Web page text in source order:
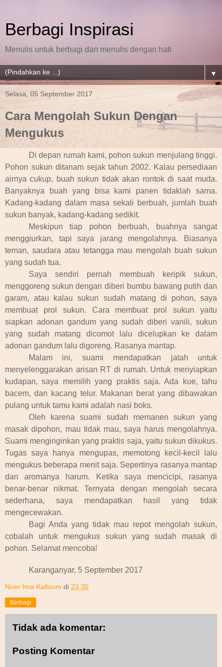
Berbagi Inspirasi
Menulis untuk berbagi dan menulis dengan hati
▼
Selasa, 05 September 2017
Cara Mengolah Sukun Dengan
Mengukus
Di depan rumah kami, pohon sukun menjulang tinggi.
Pohon sukun ditanam sejak tahun 2002. Kalau persediaan
airnya cukup, buah sukun tidak akan rontok di saat muda.
Banyaknya buah yang bisa kami panen tidaklah sama.
Kadang-kadang dalam masa sekali berbuah, jumlah buah
sukun banyak, kadang-kadang sedikit.
Meskipun tiap pohon berbuah, buahnya sangat
menggiurkan, tapi saya jarang mengolahnya. Biasanya
teman, saudara atau tetangga mau mengolah buah sukun
yang sudah tua.
Saya sendiri pernah membuah keripik sukun,
menggoreng sukun dengan diberi bumbu bawang putih dan
garam, atau kalau sukun sudah matang di pohon, saya
membuat prol sukun. Cara membuat prol sukun yaitu
siapkan adonan gandum yang sudah diberi vanili, sukun
yang sudah matang dicomot lalu dicelupkan ke dalam
adonan gandum lalu digoreng. Rasanya mantap.
Malam ini, suami mendapatkan jatah untuk
menyelenggarakan arisan RT di rumah. Untuk menyiapkan
kudapan, saya memilih yang praktis saja. Ada kue, tahu
bacem, dan kacang telur. Makanan berat yang dibawakan
pulang untuk tamu kami adalah nasi boks.
Oleh karena suami sudah memanen sukun yang
masak dipohon, mau tidak mau, saya harus mengolahnya.
Suami menginginkan yang praktis saja, yaitu sukun dikukus.
Tugas saya hanya mengupas, memotong kecil-kecil lalu
mengukus beberapa menit saja. Sepertinya rasanya mantap
dan aromanya harum. Ketika saya mencicipi, rasanya
benar-benar nikmat. Ternyata dengan mengolah secara
sederhana, saya mendapatkan hasil yang tidak
mengecewakan.
Bagi Anda yang tidak mau repot mengolah sukun,
cobalah untuk mengukus sukun yang sudah masak di
pohon. Selamat mencoba!
Karanganyar, 5 September 2017
Noer Ima Kaltsum di 23.35
Berbagi
Tidak ada komentar:
Posting Komentar